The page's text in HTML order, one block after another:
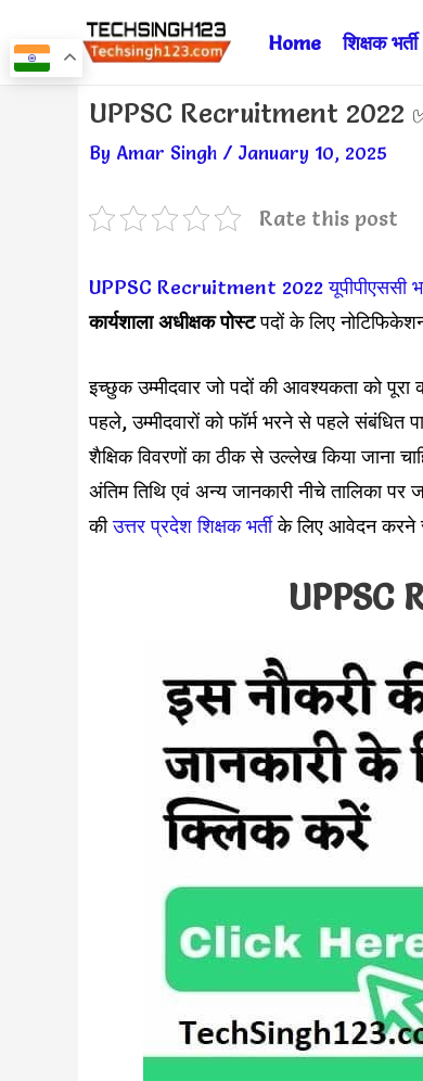
to
Home शिक्षक भर्ती
UPPSC Recruitment 2022
By Amar Singh / January 10, 2025
Rate this post
UPPSC Recruitment 2022 यूपीपीएससी
कार्यशाला अधीक्षक पोस्टपदों के लिए
इच्छुक उम्मीदवार जो पदों की आवश्यकता को
पहले, उम्मीदवारों को फॉर्म भरने से पहले संबंधित
शैक्षिक विवरणों का ठीक से उल्लेख किया जाना
अंतिम तिथि एवं अन्य जानकारी नीचे तालिका पर
कीउत्तर प्रदेश शिक्षक भर्तीके लिए आवेदन करने
UPPSC
Post